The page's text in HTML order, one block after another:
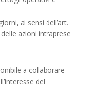
ai sensi dell’art.
azioni intraprese.
a collaborare
del